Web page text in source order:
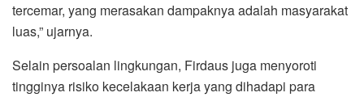
tercemar, yang merasakan dampaknya adalah masyarakat
luas,” ujarnya.
Selain persoalan lingkungan, Firdaus juga menyoroti
tingginya risiko kecelakaan kerja yang dihadapi para